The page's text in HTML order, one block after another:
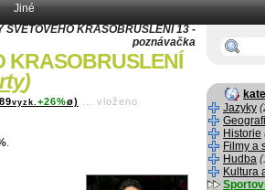
Jiné
SVĚTOVÉHO KRASOBRUSLENÍ 13 -
poznávačka
KRASOBRUSLENÍ
)
vyzk. +26%ø)
vloženo
.
Jazyky
Historie
Filmy a
Hudba
Kultura